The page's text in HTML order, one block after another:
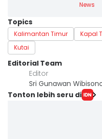
News
Topics
Kalimantan Timur Kapal
Kutai
Editorial Team
Editor
Sri Gunawan
Tonton lebih seru di